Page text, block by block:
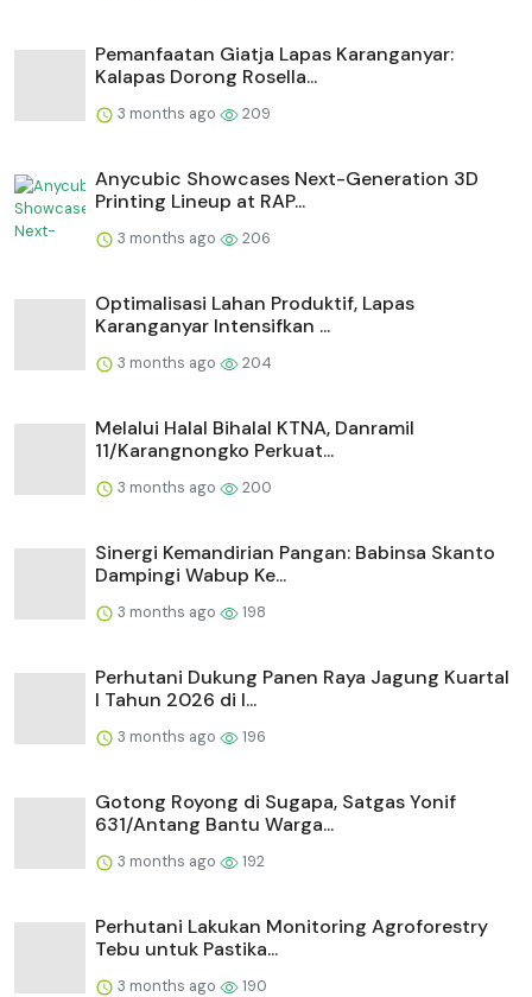
Pemanfaatan Giatja Lapas Karanganyar:
Kalapas Dorong Rosella...
3 months ago 209
Anycubic Showcases Next-Generation 3D
Printing Lineup at RAP...
3 months ago 206
Optimalisasi Lahan Produktif, Lapas
Karanganyar Intensifkan ...
3 months ago 204
Melalui Halal Bihalal KTNA, Danramil
11/Karangnongko Perkuat...
3 months ago 200
Sinergi Kemandirian Pangan: Babinsa Skanto
Dampingi Wabup Ke...
3 months ago 198
Perhutani Dukung Panen Raya Jagung Kuartal
I Tahun 2026 di I...
3 months ago 196
Gotong Royong di Sugapa, Satgas Yonif
631/Antang Bantu Warga...
3 months ago 192
Perhutani Lakukan Monitoring Agroforestry
Tebu untuk Pastika...
3 months ago 190